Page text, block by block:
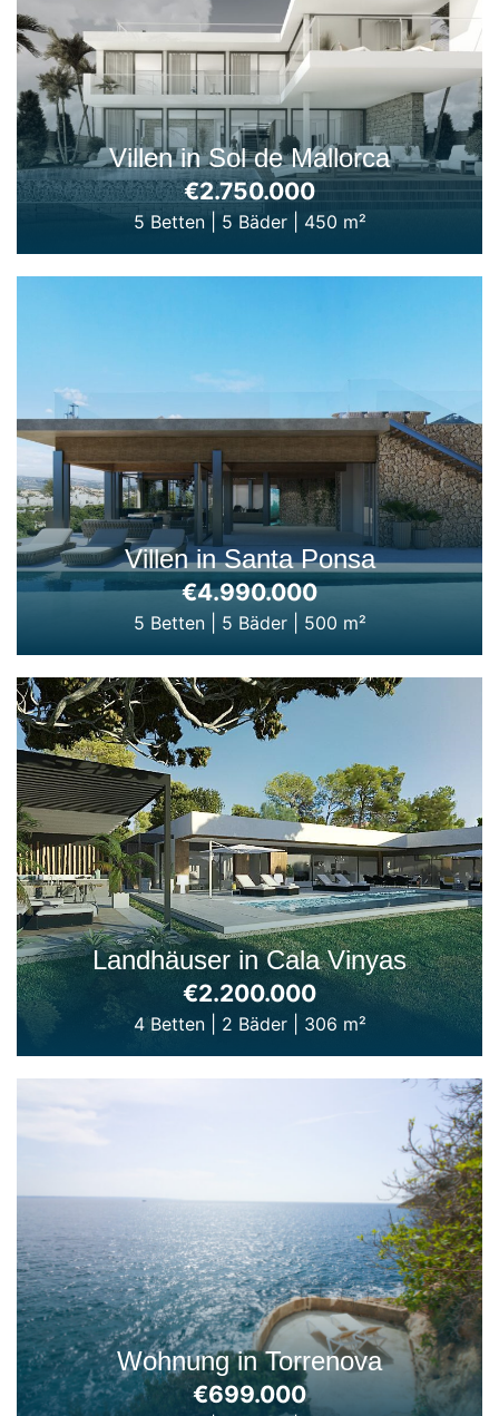
Villen in Sol de Mallorca
€2.750.000
5 Betten|5 Bäder| 450 m²
Villen in Santa Ponsa
€4.990.000
5 Betten| 5 Bäder| 500 m²
Landhäuser in Cala Vinyas
€2.200.000
4 Betten| 2 Bäder| 306 m²
Wohnung in Torrenova
€699.000